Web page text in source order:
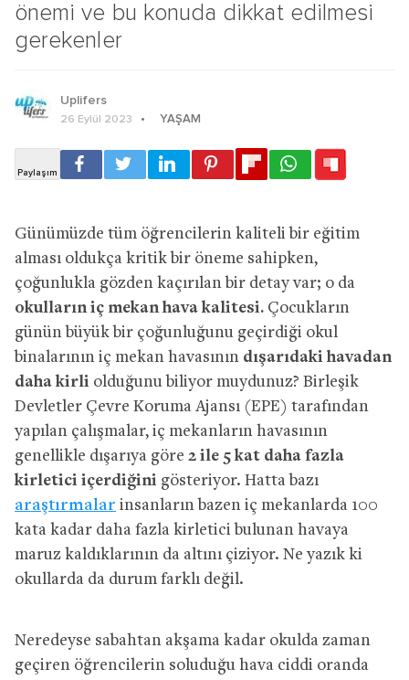
önemi ve bu konuda dikkat edilmesi
gerekenler
Uplifers
26 Eylül 2023 YAŞAM
Günümüzde tüm öğrencilerin kaliteli bir eğitim
alması oldukça kritik bir öneme sahipken,
çoğunlukla gözden kaçırılan bir detay var; o da
okulların iç mekan hava kalitesi. Çocukların
günün büyük bir çoğunluğunu geçirdiği okul
binalarının iç mekan havasının dışarıdaki havadan
daha kirli olduğunu biliyor muydunuz? Birleşik
Devletler Çevre Koruma Ajansı (EPE) tarafından
yapılan çalışmalar, iç mekanların havasının
genellikle dışarıya göre 2 ile 5 kat daha fazla
kirletici içerdiğini gösteriyor. Hatta bazı
araştırmalar insanların bazen iç mekanlarda 100
kata kadar daha fazla kirletici bulunan havaya
maruz kaldıklarının da altını çiziyor. Ne yazık ki
okullarda da durum farklı değil.
Neredeyse sabahtan akşama kadar okulda zaman
geçiren öğrencilerin soluduğu hava ciddi oranda